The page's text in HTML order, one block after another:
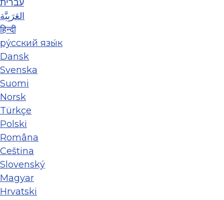
עברית
العَرَبِيَّة
हिन्दी
ру́сский язы́к
Dansk
Svenska
Suomi
Norsk
Türkçe
Polski
Româna
Ceština
Slovenský
Magyar
Hrvatski